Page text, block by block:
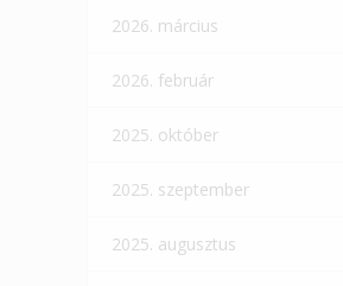
2026. március
2026. február
2025. október
2025. szeptember
2025. augusztus